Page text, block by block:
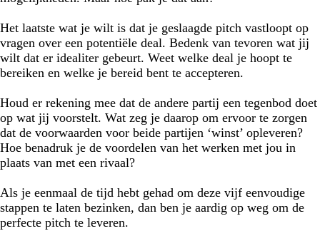
Het laatste wat je wilt is dat je geslaagde pitch vastloopt op
vragen over een potentiële deal. Bedenk van tevoren wat jij
wilt dat er idealiter gebeurt. Weet welke deal je hoopt te
bereiken en welke je bereid bent te accepteren.
Houd er rekening mee dat de andere partij een tegenbod doet
op wat jij voorstelt. Wat zeg je daarop om ervoor te zorgen
dat de voorwaarden voor beide partijen ‘winst’ opleveren?
Hoe benadruk je de voordelen van het werken met jou in
plaats van met een rivaal?
Als je eenmaal de tijd hebt gehad om deze vijf eenvoudige
stappen te laten bezinken, dan ben je aardig op weg om de
perfecte pitch te leveren.